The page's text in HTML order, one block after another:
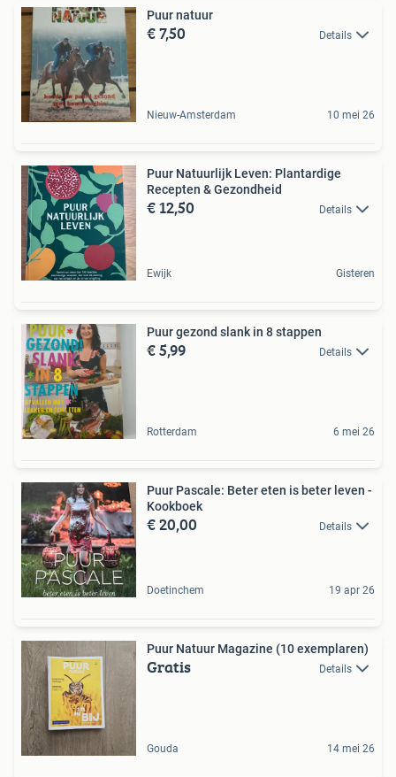
Puur natuur
€ 7,50 Details
Nieuw-Amsterdam 10 mei 26
Puur Natuurlijk Leven: Plantardige
Recepten & Gezondheid
€ 12,50 Details
Ewijk Gisteren
Puur gezond slank in 8 stappen
€ 5,99 Details
Rotterdam 6 mei 26
Puur Pascale: Beter eten is beter leven -
Kookboek
€ 20,00 Details
Doetinchem 19 apr 26
Puur Natuur Magazine (10 exemplaren)
Gratis Details
Gouda 14 mei 26